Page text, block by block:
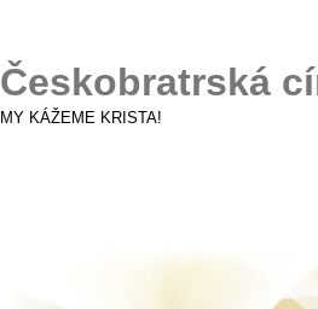
Českobratrská
MY KÁŽEME KRISTA!